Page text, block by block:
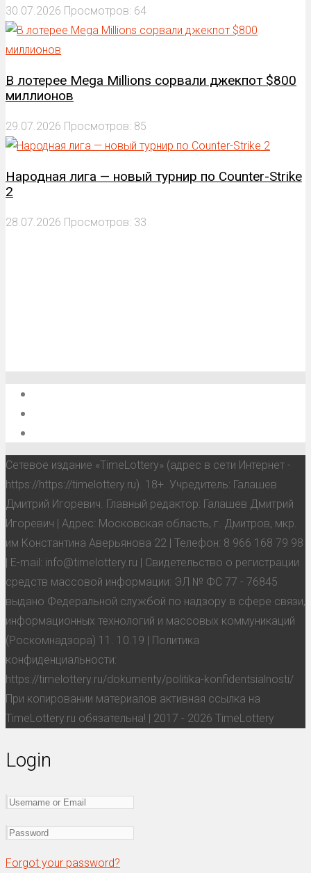
30.07.2026 Просмотров: 64
В лотерее Mega Millions сорвали джекпот $800
миллионов
29.07.2026 Просмотров: 85
Народная лига — новый турнир по Counter-Strike
2
28.07.2026 Просмотров: 33
Сетевое издание «TimeLottery» (адрес в сети Интернет -
https://https://timelottery.ru). 18+. Учредитель: Галашев
Дмитрий Игоревич. Главный редактор: Галашев Дмитрий
Игоревич | Адрес: Московская область, г. Дмитров, мкр.
им Константина Аверьянова 22 | Телефон: 8 966 168 79 98
| E-mail: info@timelottery.ru | Свидетельство о регистрации
средств массовой информации: ЭЛ № ФС 77 - 76845
выдано Федеральной службой по надзору в сфере связи,
информационных технологий и массовых коммуникаций
(Роскомнадзора) 11. 10.19 | Политика
конфиденциальности:
https://timelottery.ru/dokumenty/politika-konfidentsialnosti/
При копировании материалов активная ссылка на
TimeLottery.ru обязательна! | 2017 - 2026 TimeLottery
Login
Forgot your password?